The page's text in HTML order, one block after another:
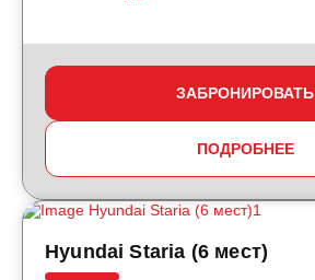
ЗАБРОНИРОВАТЬ
ПОДРОБНЕЕ
Hyundai Staria (6 мест)